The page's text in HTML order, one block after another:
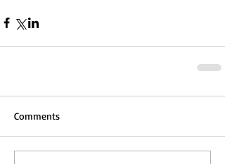
Comments